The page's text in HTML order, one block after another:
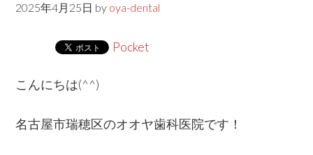
e
t
2025年4月25日 by oya-dental
Pocket
こんにちは(^^)
名古屋市瑞穂区のオオヤ歯科医院です！